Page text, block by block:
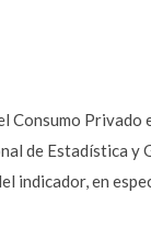
Consumo
de Estadística y
indicador, en